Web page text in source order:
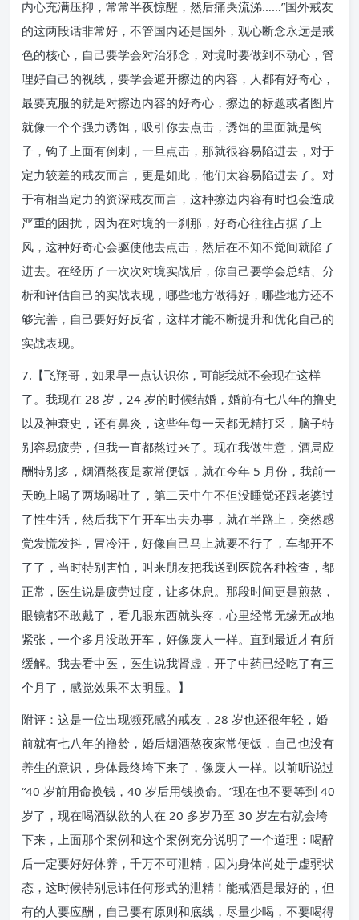
内心充满压抑，常常半夜惊醒，然后痛哭流涕……”国外戒友
的这两段话非常好，不管国内还是国外，观心断念永远是戒
色的核心，自己要学会对治邪念，对境时要做到不动心，管
理好自己的视线，要学会避开擦边的内容，人都有好奇心，
最要克服的就是对擦边内容的好奇心，擦边的标题或者图片
就像一个个强力诱饵，吸引你去点击，诱饵的里面就是钩
子，钩子上面有倒刺，一旦点击，那就很容易陷进去，对于
定力较差的戒友而言，更是如此，他们太容易陷进去了。对
于有相当定力的资深戒友而言，这种擦边内容有时也会造成
严重的困扰，因为在对境的一刹那，好奇心往往占据了上
风，这种好奇心会驱使他去点击，然后在不知不觉间就陷了
进去。在经历了一次次对境实战后，你自己要学会总结、分
析和评估自己的实战表现，哪些地方做得好，哪些地方还不
够完善，自己要好好反省，这样才能不断提升和优化自己的
实战表现。
7.【飞翔哥，如果早一点认识你，可能我就不会现在这样
了。我现在 28 岁，24 岁的时候结婚，婚前有七八年的撸史
以及神衰史，还有鼻炎，这些年每一天都无精打采，脑子特
别容易疲劳，但我一直都熬过来了。现在我做生意，酒局应
酬特别多，烟酒熬夜是家常便饭，就在今年 5 月份，我前一
天晚上喝了两场喝吐了，第二天中午不但没睡觉还跟老婆过
了性生活，然后我下午开车出去办事，就在半路上，突然感
觉发慌发抖，冒冷汗，好像自己马上就要不行了，车都开不
了了，当时特别害怕，叫来朋友把我送到医院各种检查，都
正常，医生说是疲劳过度，让多休息。那段时间更是煎熬，
眼镜都不敢戴了，看几眼东西就头疼，心里经常无缘无故地
紧张，一个多月没敢开车，好像废人一样。直到最近才有所
缓解。我去看中医，医生说我肾虚，开了中药已经吃了有三
个月了，感觉效果不太明显。】
附评：这是一位出现濒死感的戒友，28 岁也还很年轻，婚
前就有七八年的撸龄，婚后烟酒熬夜家常便饭，自己也没有
养生的意识，身体最终垮下来了，像废人一样。以前听说过
“40 岁前用命换钱，40 岁后用钱换命。”现在也不要等到 40
岁了，现在喝酒纵欲的人在 20 多岁乃至 30 岁左右就会垮
下来，上面那个案例和这个案例充分说明了一个道理：喝醉
后一定要好好休养，千万不可泄精，因为身体尚处于虚弱状
态，这时候特别忌讳任何形式的泄精！能戒酒是最好的，但
有的人要应酬，自己要有原则和底线，尽量少喝，不要喝得